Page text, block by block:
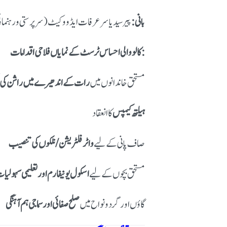
بانی:پیر سید یاسر عرفات ایڈووکیٹ (سرپرستی و
کالو والی احساس ٹرسٹ کے نمایاں فلاحی اقدامات:
مستحق خاندانوں میںرات کے اندھیرے میں راشن کی
ہیلتھ کیمپسکا انعقاد
صاف پانی کے لیےواٹر فلٹریشن / نلکوں کی تنصیب
مستحق بچوں کے لیےاسکول یونیفارم اور تعلیمی
گاؤں اور گردونواح میںصلح صفائی اور سماجی ہم آہنگی